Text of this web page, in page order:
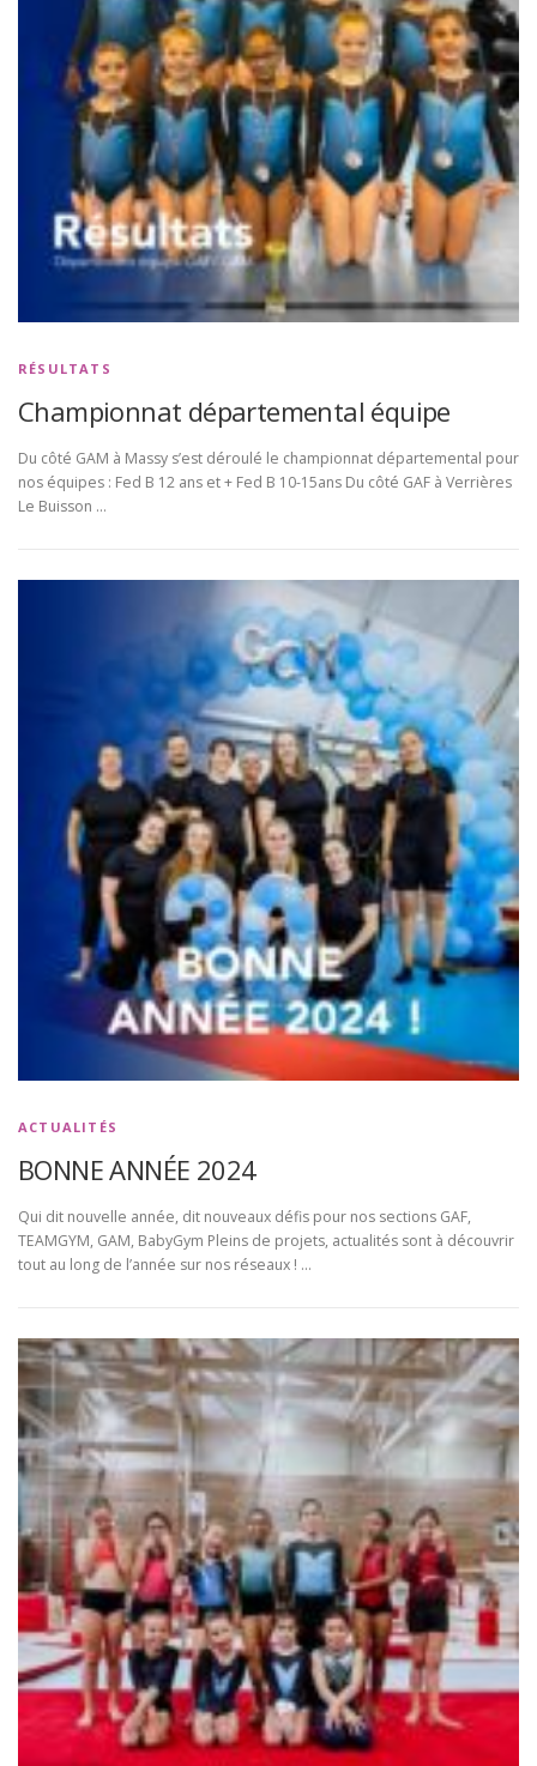
RÉSULTATS
Championnat départemental équipe
Du côté GAM à Massy s’est déroulé le championnat départemental pour
nos équipes : Fed B 12 ans et + Fed B 10-15ans Du côté GAF à Verrières
Le Buisson …
ACTUALITÉS
BONNE ANNÉE 2024
Qui dit nouvelle année, dit nouveaux défis pour nos sections GAF,
TEAMGYM, GAM, BabyGym Pleins de projets, actualités sont à découvrir
tout au long de l’année sur nos réseaux ! …